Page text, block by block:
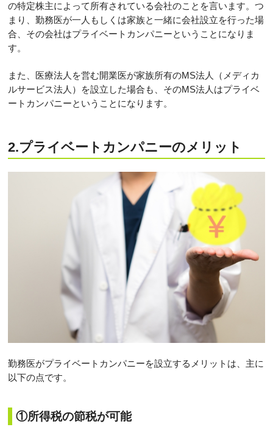
の特定株主によって所有されている会社のことを言います。つ
まり、勤務医が一人もしくは家族と一緒に会社設立を行った場
合、その会社はプライベートカンパニーということになりま
す。
また、医療法人を営む開業医が家族所有のMS法人（メディカ
ルサービス法人）を設立した場合も、そのMS法人はプライベ
ートカンパニーということになります。
2.プライベートカンパニーのメリット
勤務医がプライベートカンパニーを設立するメリットは、主に
以下の点です。
①所得税の節税が可能